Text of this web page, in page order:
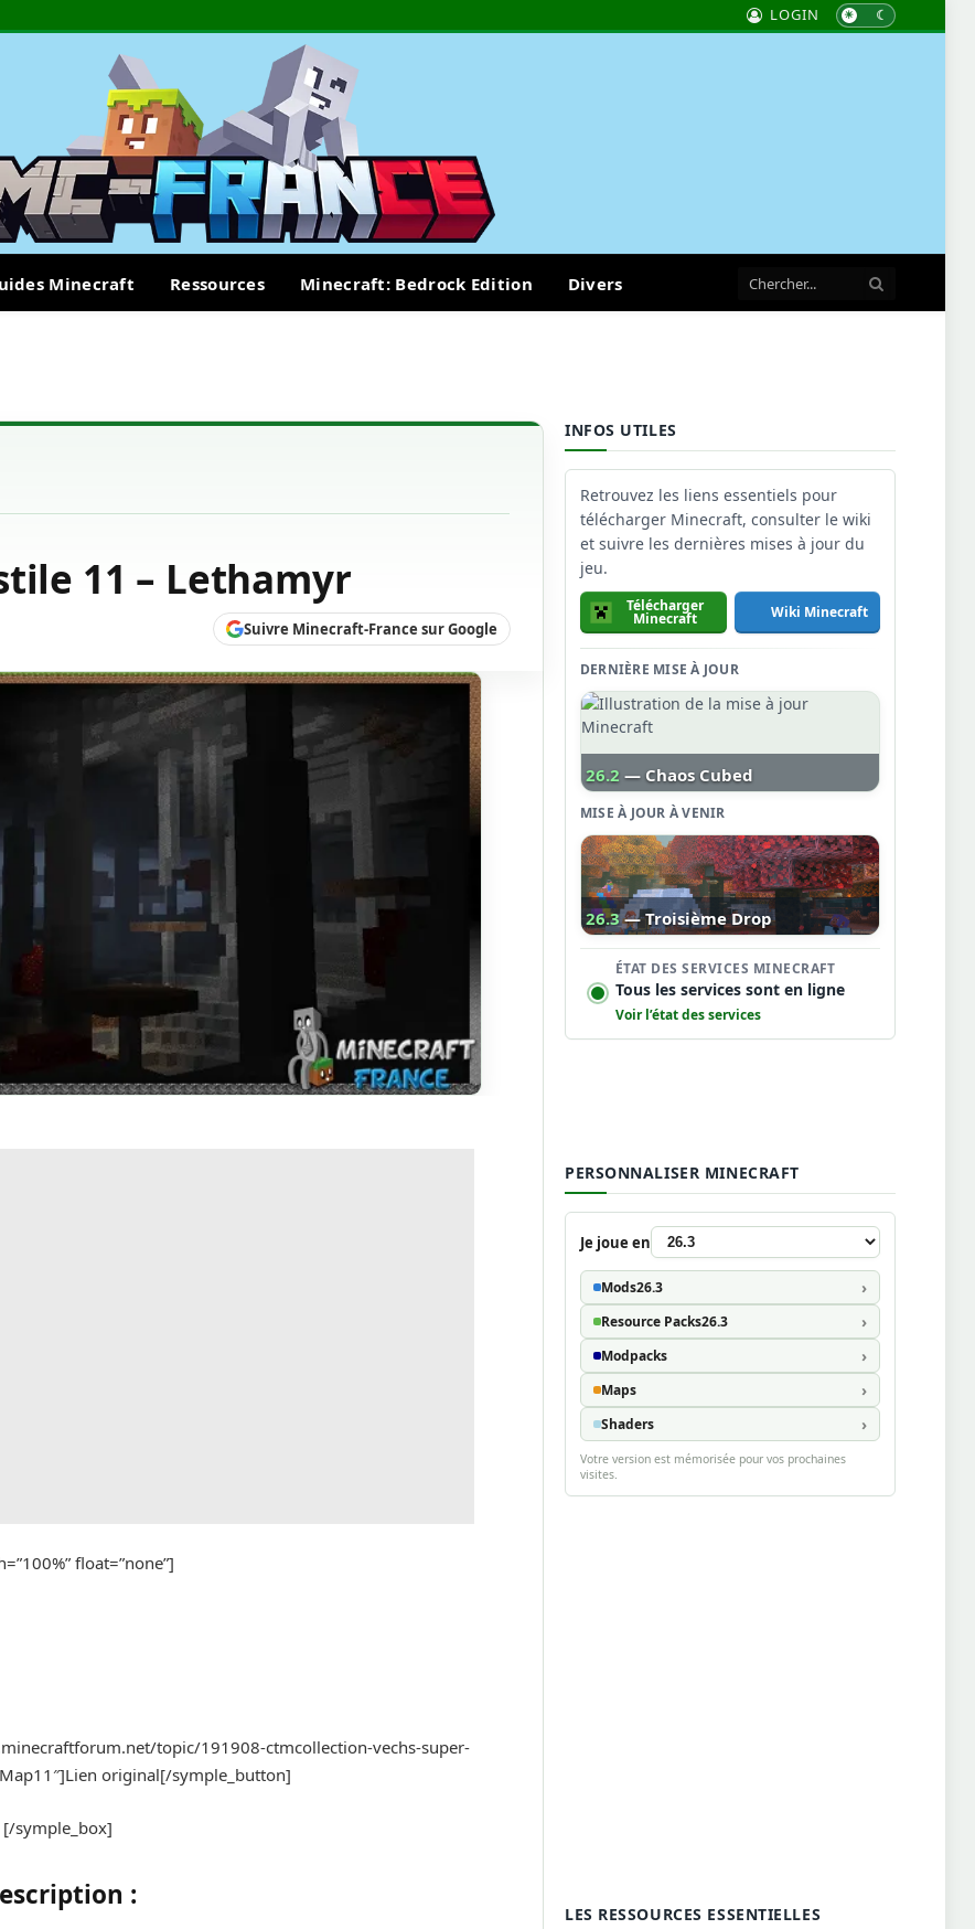
LOGIN
Minecraft Ressources Minecraft: Bedrock Edition Divers
11 – Lethamyr
Suivre Minecraft-France sur Google
float=”none”]
topic/191908-ctmcollection-vechs-super-
original[/symple_button]
[/symple_box]
:
INFOS UTILES
Retrouvez les liens essentiels pour
télécharger Minecraft, consulter le wiki
et suivre les dernières mises à jour du
jeu.
Télécharger
Minecraft Wiki Minecraft
DERNIÈRE MISE À JOUR
26.2 — Chaos Cubed
MISE À JOUR À VENIR
26.3 — Troisième Drop
ÉTAT DES SERVICES MINECRAFT
Tous les services sont en ligne
Voir l’état des services
PERSONNALISER MINECRAFT
Je joue en
Mods26.3
Resource Packs26.3
Modpacks
Maps
Shaders
Votre version est mémorisée pour vos prochaines
visites.
LES RESSOURCES ESSENTIELLES